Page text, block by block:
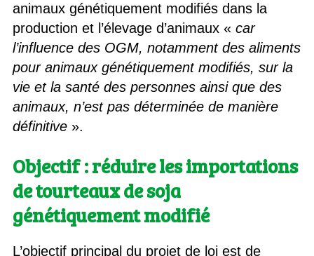
animaux génétiquement modifiés dans la
production et l’élevage d’animaux « car
l’influence des OGM, notamment des aliments
pour animaux génétiquement modifiés, sur la
vie et la santé des personnes ainsi que des
animaux, n’est pas déterminée de manière
définitive».
Objectif : réduire les importations
de tourteaux de soja
génétiquement modifié
L’objectif principal du projet de loi est de